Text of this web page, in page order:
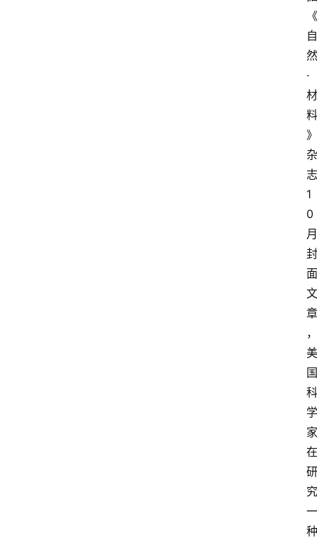
《
自
然
·
材
料
》
杂
志
1
0
月
封
面
文
章
，
美
国
科
学
家
在
研
究
一
种